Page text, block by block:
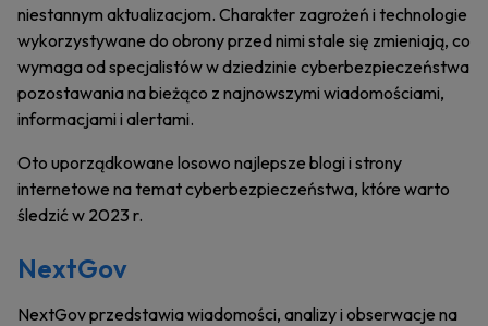
niestannym aktualizacjom. Charakter zagrożeń i technologie
wykorzystywane do obrony przed nimi stale się zmieniają, co
wymaga od specjalistów w dziedzinie cyberbezpieczeństwa
pozostawania na bieżąco z najnowszymi wiadomościami,
informacjami i alertami.
Oto uporządkowane losowo najlepsze blogi i strony
internetowe na temat cyberbezpieczeństwa, które warto
śledzić w 2023 r.
NextGov
NextGov przedstawia wiadomości, analizy i obserwacje na